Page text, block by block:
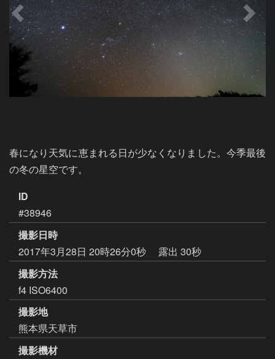
春になり天気に恵まれる日が少なくなりました。今季最後
の冬の星空です。
ID
#38946
撮影日時
2017年3月28日 20時26分0秒
露出 30秒
撮影方法
f4 ISO6400
撮影地
熊本県天草市
撮影機材